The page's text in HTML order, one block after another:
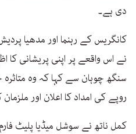
دی ہے۔
کانگریس کے رہنما اور مدھیا
نے اس واقعے پر اپنی پریشانی کا
سنگھ چوہان سے کہا کہ وہ
روپے کی امداد کا اعلان اور
کمل ناتھ نے سوشل میڈیا پلیٹ